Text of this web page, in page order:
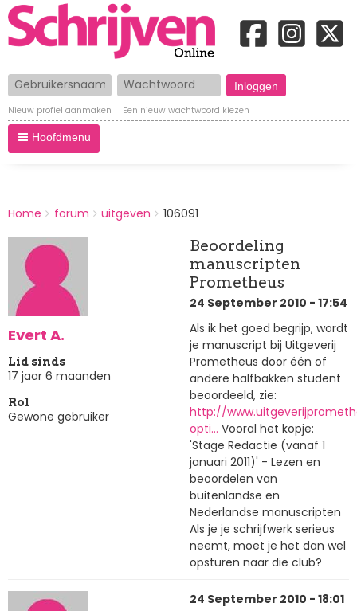
Gebruikersnaam Wachtwoord
Nieuw profiel aanmaken Een nieuw wachtwoord kiezen
Hoofdmenu
BREADCRUMBS
You
here:
Home forum uitgeven 106091
Evert A.
Lid sinds
17 jaar 6 maanden
Rol
Gewone gebruiker
Beoordeling
manuscripten
Prometheus
24 September 2010 - 17:54
Als ik het goed begrijp, wordt
je manuscript bij Uitgeverij
Prometheus door één of
andere halfbakken student
beoordeeld, zie:
http://
opti… Vooral het kopje:
'Stage Redactie (vanaf 1
januari 2011)' - Lezen en
beoordelen van
buitenlandse en
Nederlandse manuscripten
Als je je schrijfwerk serieus
neemt, moet je het dan wel
opsturen naar die club?
24 September 2010 - 18:01